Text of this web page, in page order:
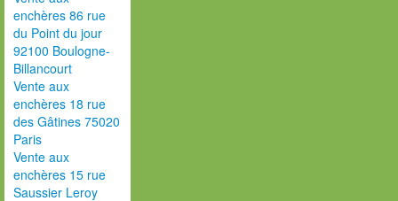
enchères 86 rue
du Point du jour
92100 Boulogne-
Billancourt
Vente aux
enchères 18 rue
des Gâtines 75020
Paris
Vente aux
enchères 15 rue
Saussier Leroy